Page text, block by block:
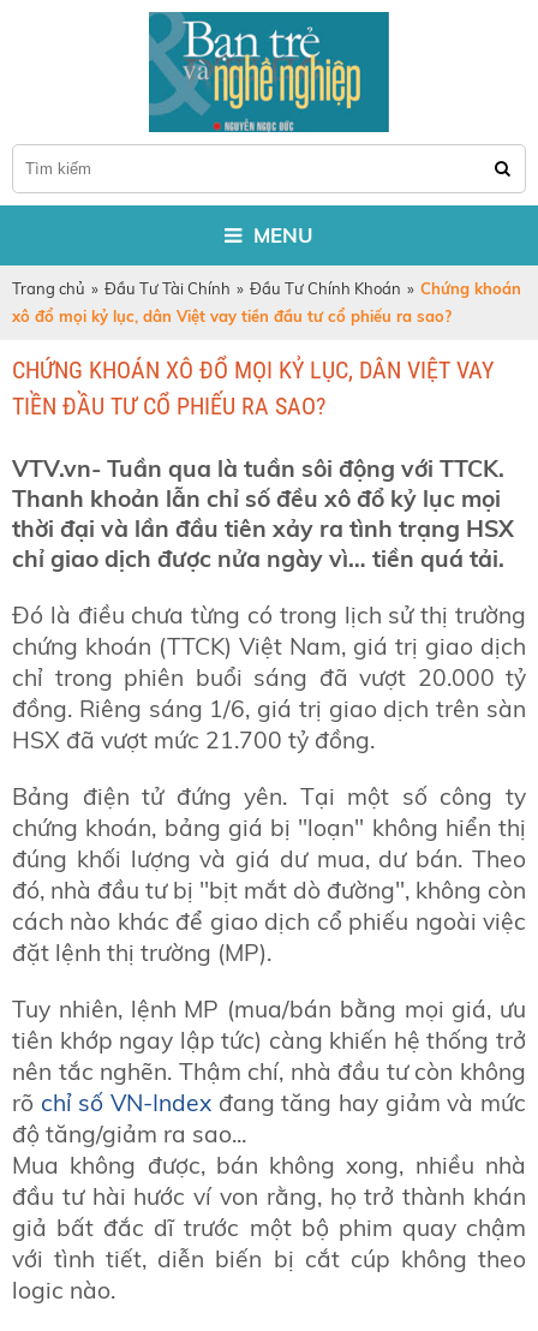
MENU
Trang chủ » Đầu Tư Tài Chính » Đầu Tư Chính Khoán » Chứng khoán
xô đổ mọi kỷ lục, dân Việt vay tiền đầu tư cổ phiếu ra sao?
CHỨNG KHOÁN XÔ ĐỔ MỌI KỶ LỤC, DÂN VIỆT VAY
TIỀN ĐẦU TƯ CỔ PHIẾU RA SAO?
VTV.vn- Tuần qua là tuần sôi động với TTCK.
Thanh khoản lẫn chỉ số đều xô đổ kỷ lục mọi
thời đại và lần đầu tiên xảy ra tình trạng HSX
chỉ giao dịch được nửa ngày vì… tiền quá tải.
Đó là điều chưa từng có trong lịch sử thị trường
chứng khoán (TTCK) Việt Nam, giá trị giao dịch
chỉ trong phiên buổi sáng đã vượt 20.000 tỷ
đồng. Riêng sáng 1/6, giá trị giao dịch trên sàn
HSX đã vượt mức 21.700 tỷ đồng.
Bảng điện tử đứng yên. Tại một số công ty
chứng khoán, bảng giá bị "loạn" không hiển thị
đúng khối lượng và giá dư mua, dư bán. Theo
đó, nhà đầu tư bị "bịt mắt dò đường", không còn
cách nào khác để giao dịch cổ phiếu ngoài việc
đặt lệnh thị trường (MP).
Tuy nhiên, lệnh MP (mua/bán bằng mọi giá, ưu
tiên khớp ngay lập tức) càng khiến hệ thống trở
nên tắc nghẽn. Thậm chí, nhà đầu tư còn không
rõ chỉ số VN-Index đang tăng hay giảm và mức
độ tăng/giảm ra sao...
Mua không được, bán không xong, nhiều nhà
đầu tư hài hước ví von rằng, họ trở thành khán
giả bất đắc dĩ trước một bộ phim quay chậm
với tình tiết, diễn biến bị cắt cúp không theo
logic nào.